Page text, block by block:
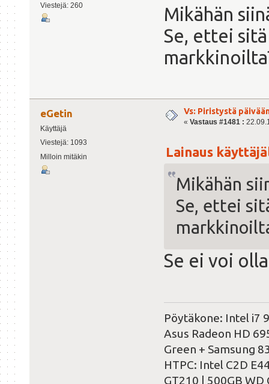
Viestejä: 260
Mikähän
Se, ettei
eGetin
Käyttäjä
Viestejä: 1093
Milloin mitäkin
Vs: Piristystä
« Vastaus #1481 :
Lainaus
Mikähän
Se, ettei
Se ei voi
Pöytäkone: Intel i7
Asus Radeon HD
Green + Samsung
HTPC: Intel C2D
GT210 | 500GB WD